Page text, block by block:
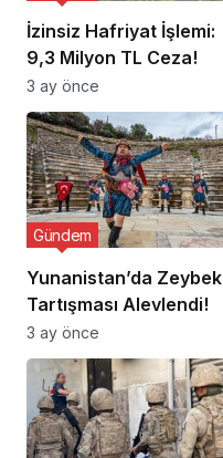
İzinsiz Hafriyat İşlemi:
9,3 Milyon TL Ceza!
3 ay önce
Yunanistan’da Zeybek
Tartışması Alevlendi!
Gündem
3 ay önce